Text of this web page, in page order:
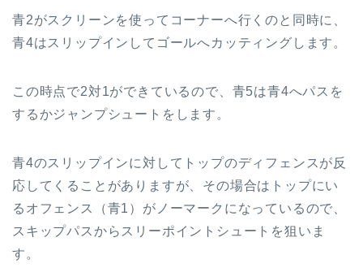
青2がスクリーンを使ってコーナーへ行くのと同時に、
青4はスリップインしてゴールへカッティングします。
この時点で2対1ができているので、青5は青4へパスを
するかジャンプシュートをします。
青4のスリップインに対してトップのディフェンスが反
応してくることがありますが、その場合はトップにい
るオフェンス（青1）がノーマークになっているので、
スキップパスからスリーポイントシュートを狙いま
す。